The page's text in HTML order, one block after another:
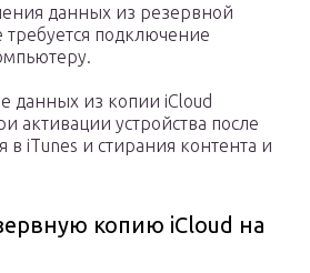
данных из резервной
требуется подключение
данных из копии iCloud
активации устройства после
в iTunes и стирания контента и
копию iCloud на